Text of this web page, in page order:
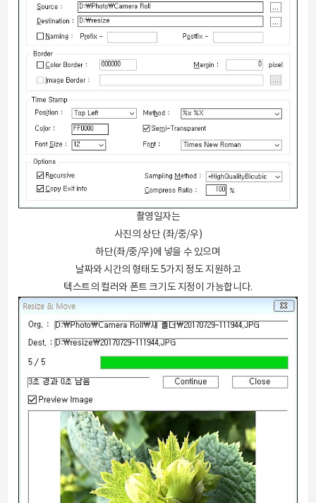
촬영일자는
사진의 상단 (좌/중/우)
하단(좌/중/우)에 넣을 수 있으며
날짜와 시간의 형태도 5가지 정도 지원하고
텍스트의 컬러와 폰트 크기도 지정이 가능합니다.